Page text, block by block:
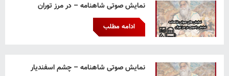
نمایش صوتی شاهنامه – در مرز توران
ادامه مطلب
نمایش صوتی شاهنامه – چشم اسفندیار